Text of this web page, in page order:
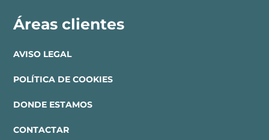
Áreas clientes
AVISO LEGAL
POLÍTICA DE COOKIES
DONDE ESTAMOS
CONTACTAR